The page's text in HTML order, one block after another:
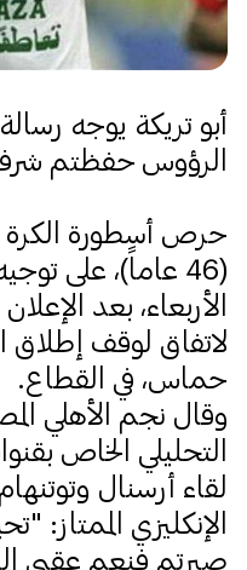
أبو تريكة يوجه
الرؤوس حفظتم
حرص أسطورة الكرة
(46 عاماً)، على
الأربعاء، بعد
لاتفاق لوقف إطلاق
حماس، في القطاع.
وقال نجم الأهلي
التحليلي الخاص
لقاء أرسنال
الإنكليزي الممتاز:
صبرتم فنعم عقبى